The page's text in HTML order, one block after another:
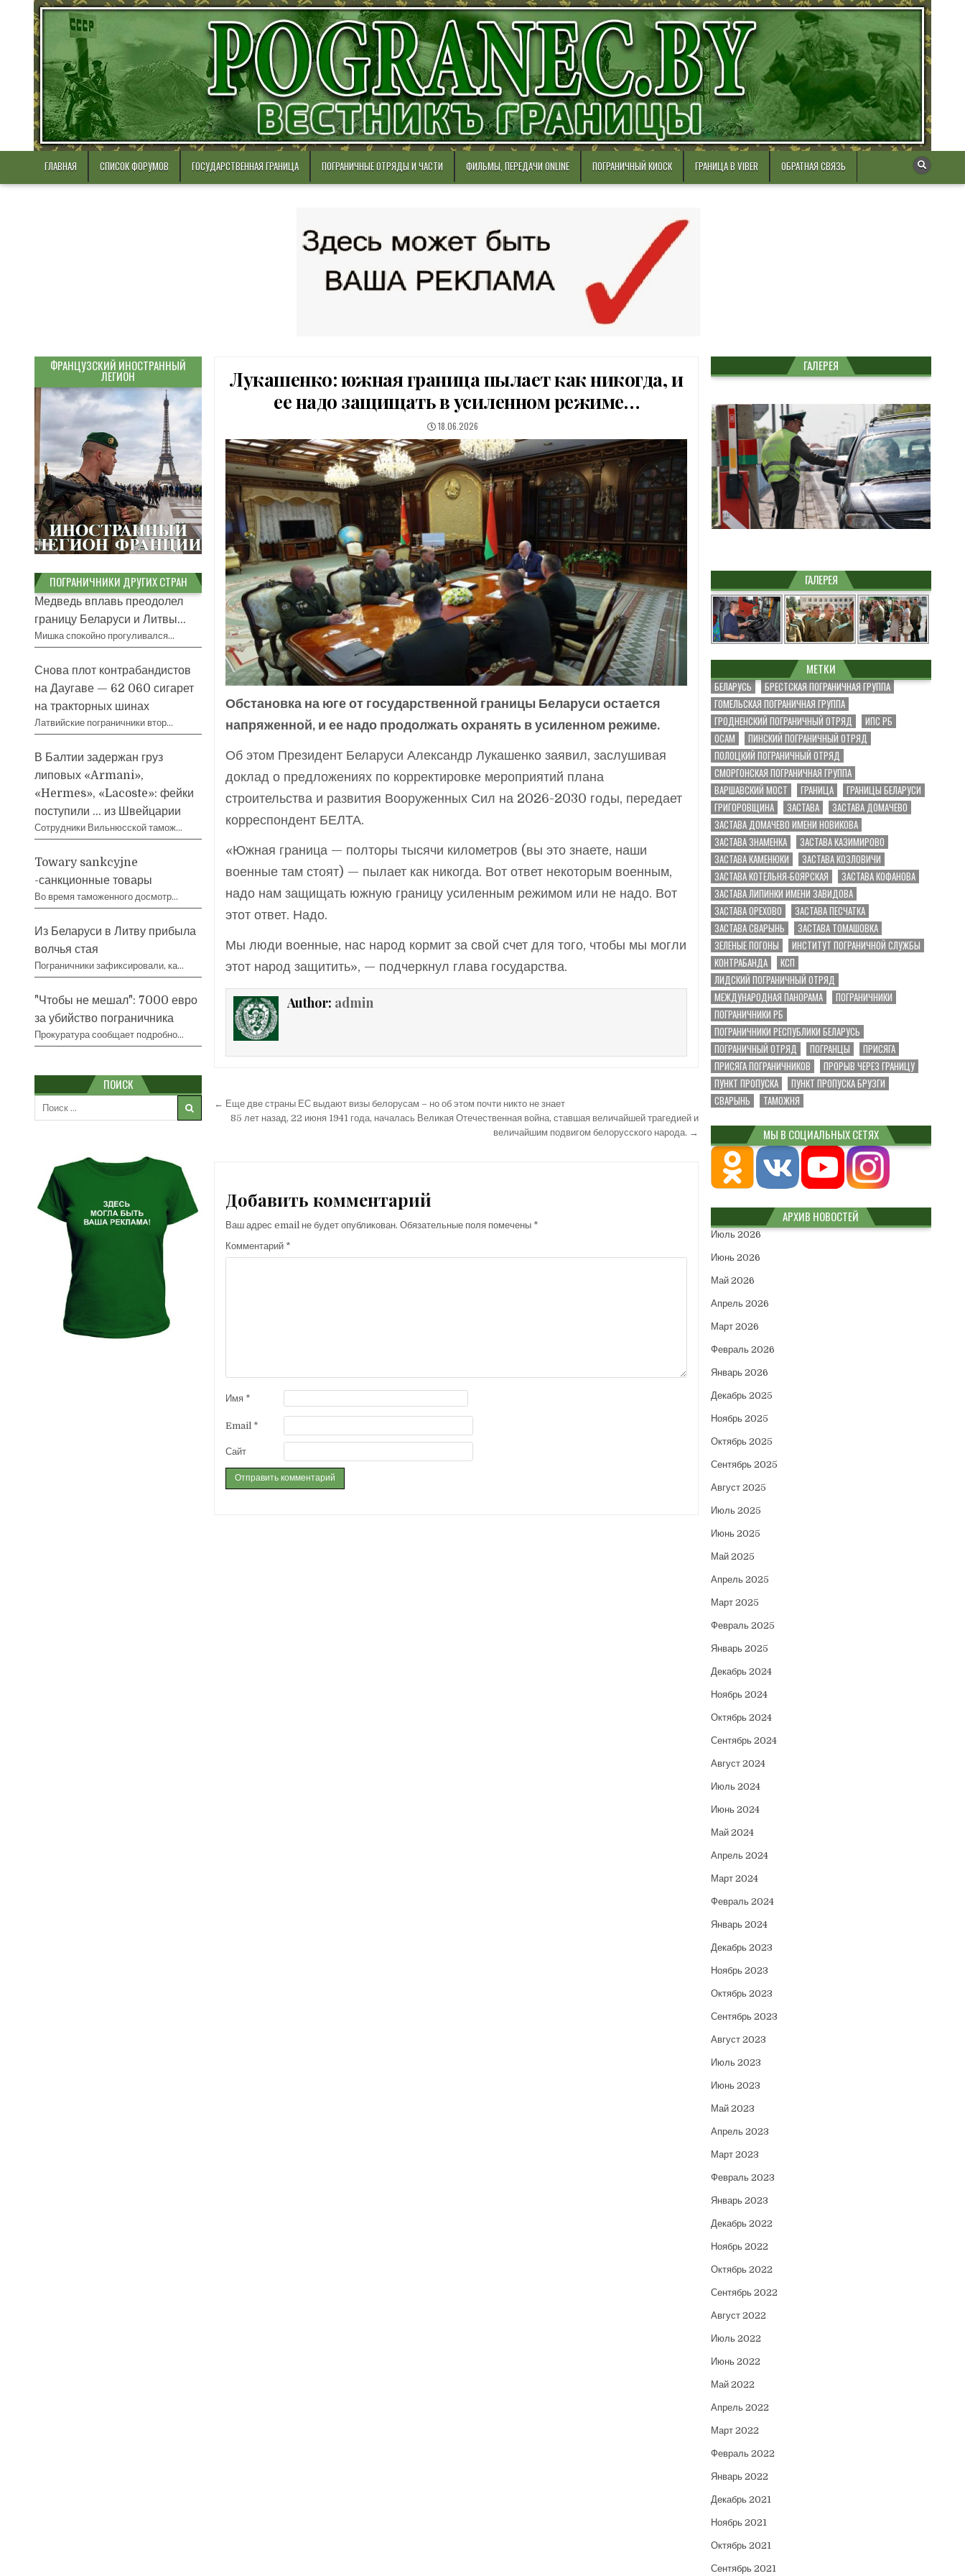
content
ГЛАВНАЯ СПИСОК ФОРУМОВ ГОСУДАРСТВЕННАЯ ГРАНИЦА ПОГРАНИЧНЫЕ ОТРЯДЫ И ЧАСТИ ФИЛЬМЫ, ПЕРЕДАЧИ ONLINE ПОГРАНИЧНЫЙ КИОСК ГРАНИЦА В VIBER ОБРАТНАЯ СВЯЗЬ
Лукашенко: южная граница пылает как никогда, и
ее надо защищать в усиленном режиме…
PUBLISHED
DATE:
18.06.2026
Обстановка на юге от государственной границы Беларуси остается
напряженной, и ее надо продолжать охранять в усиленном режиме.
Об этом Президент Беларуси Александр Лукашенко заявил, заслушивая
доклад о предложениях по корректировке мероприятий плана
строительства и развития Вооруженных Сил на 2026-2030 годы, передает
корреспондент БЕЛТА.
«Южная граница — полторы тысячи километров (вы это знаете, наши
военные там стоят) — пылает как никогда. Вот ответ некоторым военным,
надо нам защищать южную границу усиленным режимом или не надо. Вот
этот ответ. Надо.
Мы люди военные, нас народ кормит за свой счет для того, чтобы мы могли
этот народ защитить», — подчеркнул глава государства.
Author: admin
Навигация
по
← Еще две страны ЕС выдают визы белорусам – но об этом почти никто не знает
85 лет назад, 22 июня 1941 года, началась Великая Отечественная война, ставшая величайшей трагедией и
величайшим подвигом белорусского народа. →
Добавить комментарий
Ваш адрес email не будет опубликован. Обязательные поля помечены *
Комментарий *
Имя *
Email *
Сайт
ФРАНЦУЗСКИЙ ИНОСТРАННЫЙ
ЛЕГИОН
ПОГРАНИЧНИКИ ДРУГИХ СТРАН
Медведь вплавь преодолел
границу Беларуси и Литвы...
Мишка спокойно прогуливался…
Снова плот контрабандистов
на Даугаве — 62 060 сигарет
на тракторных шинах
Латвийские пограничники втор…
В Балтии задержан груз
липовых «Armani»,
«Hermes», «Lacoste»: фейки
поступили … из Швейцарии
Сотрудники Вильнюсской тамож…
Towary sankcyjne
-санкционные товары
Во время таможенного досмотр…
Из Беларуси в Литву прибыла
волчья стая
Пограничники зафиксировали, ка…
"Чтобы не мешал": 7000 евро
за убийство пограничника
Прокуратура сообщает подробно…
ПОИСК
ГАЛЕРЕЯ
ГАЛЕРЕЯ
МЕТКИ
БЕЛАРУСЬ
БРЕСТСКАЯ ПОГРАНИЧНАЯ ГРУППА
ГОМЕЛЬСКАЯ ПОГРАНИЧНАЯ ГРУППА
ГРОДНЕНСКИЙ ПОГРАНИЧНЫЙ ОТРЯД
ИПС РБ
ОСАМ
ПИНСКИЙ ПОГРАНИЧНЫЙ ОТРЯД
ПОЛОЦКИЙ ПОГРАНИЧНЫЙ ОТРЯД
СМОРГОНСКАЯ ПОГРАНИЧНАЯ ГРУППА
ВАРШАВСКИЙ МОСТ
ГРАНИЦА
ГРАНИЦЫ БЕЛАРУСИ
ГРИГОРОВЩИНА
ЗАСТАВА
ЗАСТАВА ДОМАЧЕВО
ЗАСТАВА ДОМАЧЕВО ИМЕНИ НОВИКОВА
ЗАСТАВА ЗНАМЕНКА
ЗАСТАВА КАЗИМИРОВО
ЗАСТАВА КАМЕНЮКИ
ЗАСТАВА КОЗЛОВИЧИ
ЗАСТАВА КОТЕЛЬНЯ-БОЯРСКАЯ
ЗАСТАВА КОФАНОВА
ЗАСТАВА ЛИПИНКИ ИМЕНИ ЗАВИДОВА
ЗАСТАВА ОРЕХОВО
ЗАСТАВА ПЕСЧАТКА
ЗАСТАВА СВАРЫНЬ
ЗАСТАВА ТОМАШОВКА
ЗЕЛЕНЫЕ ПОГОНЫ
ИНСТИТУТ ПОГРАНИЧНОЙ СЛУЖБЫ
КОНТРАБАНДА
КСП
ЛИДСКИЙ ПОГРАНИЧНЫЙ ОТРЯД
МЕЖДУНАРОДНАЯ ПАНОРАМА
ПОГРАНИЧНИКИ
ПОГРАНИЧНИКИ РБ
ПОГРАНИЧНИКИ РЕСПУБЛИКИ БЕЛАРУСЬ
ПОГРАНИЧНЫЙ ОТРЯД
ПОГРАНЦЫ
ПРИСЯГА
ПРИСЯГА ПОГРАНИЧНИКОВ
ПРОРЫВ ЧЕРЕЗ ГРАНИЦУ
ПУНКТ ПРОПУСКА
ПУНКТ ПРОПУСКА БРУЗГИ
СВАРЫНЬ
ТАМОЖНЯ
МЫ В СОЦИАЛЬНЫХ СЕТЯХ
АРХИВ НОВОСТЕЙ
Июль 2026
Июнь 2026
Май 2026
Апрель 2026
Март 2026
Февраль 2026
Январь 2026
Декабрь 2025
Ноябрь 2025
Октябрь 2025
Сентябрь 2025
Август 2025
Июль 2025
Июнь 2025
Май 2025
Апрель 2025
Март 2025
Февраль 2025
Январь 2025
Декабрь 2024
Ноябрь 2024
Октябрь 2024
Сентябрь 2024
Август 2024
Июль 2024
Июнь 2024
Май 2024
Апрель 2024
Март 2024
Февраль 2024
Январь 2024
Декабрь 2023
Ноябрь 2023
Октябрь 2023
Сентябрь 2023
Август 2023
Июль 2023
Июнь 2023
Май 2023
Апрель 2023
Март 2023
Февраль 2023
Январь 2023
Декабрь 2022
Ноябрь 2022
Октябрь 2022
Сентябрь 2022
Август 2022
Июль 2022
Июнь 2022
Май 2022
Апрель 2022
Март 2022
Февраль 2022
Январь 2022
Декабрь 2021
Ноябрь 2021
Октябрь 2021
Сентябрь 2021